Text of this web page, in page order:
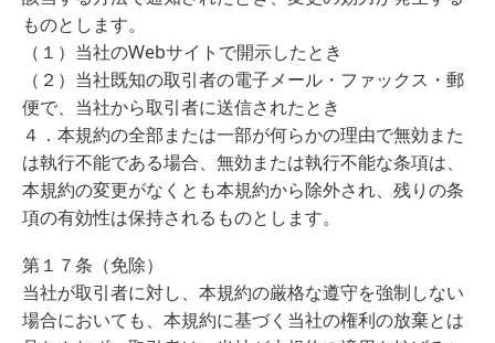
ものとします。
（１）当社のWebサイトで開示したとき
（２）当社既知の取引者の電子メール・ファックス・郵
便で、当社から取引者に送信されたとき
４．本規約の全部または一部が何らかの理由で無効また
は執行不能である場合、無効または執行不能な条項は、
本規約の変更がなくとも本規約から除外され、残りの条
項の有効性は保持されるものとします。
第１７条（免除）
当社が取引者に対し、本規約の厳格な遵守を強制しない
場合においても、本規約に基づく当社の権利の放棄とは